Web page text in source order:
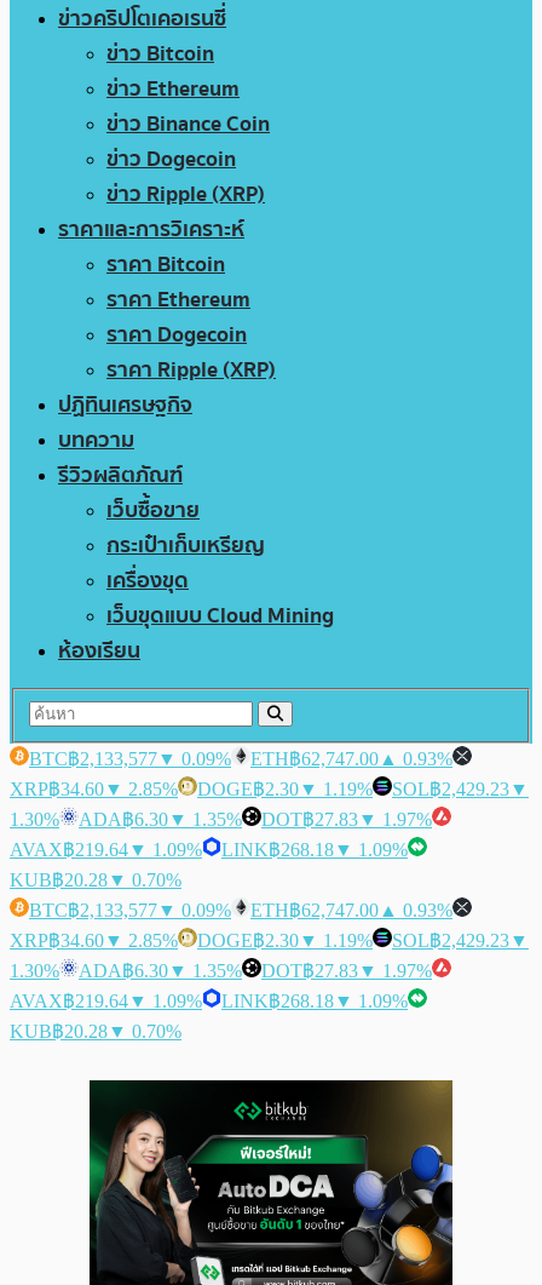
ข่าวคริปโตเคอเรนซี่
ข่าว Bitcoin
ข่าว Ethereum
ข่าว Binance Coin
ข่าว Dogecoin
ข่าว Ripple (XRP)
ราคาและการวิเคราะห์
ราคา Bitcoin
ราคา Ethereum
ราคา Dogecoin
ราคา Ripple (XRP)
ปฏิทินเศรษฐกิจ
บทความ
รีวิวผลิตภัณฑ์
เว็บซื้อขาย
กระเป๋าเก็บเหรียญ
เครื่องขุด
เว็บขุดแบบ Cloud Mining
ห้องเรียน
BTC฿2,133,577▼ 0.09% ETH฿62,747.00 ▲ 0.93%
XRP฿34.60▼ 2.85% DOGE฿2.30▼ 1.19% SOL฿2,429.23▼
1.30%
ADA฿6.30▼ 1.35% DOT฿27.83▼ 1.97%
AVAX฿219.64▼ 1.09% LINK฿268.18▼ 1.09%
KUB฿20.28▼ 0.70%
BTC฿2,133,577▼ 0.09% ETH฿62,747.00 ▲ 0.93%
XRP฿34.60▼ 2.85% DOGE฿2.30▼ 1.19% SOL฿2,429.23▼
1.30%
ADA฿6.30▼ 1.35% DOT฿27.83▼ 1.97%
AVAX฿219.64▼ 1.09% LINK฿268.18▼ 1.09%
KUB฿20.28▼ 0.70%